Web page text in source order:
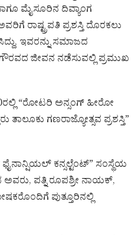
ಮೈಸೂರಿನ ದಿವ್ಯಾಂಗ
ರಾಷ್ಟ್ರಪತಿ ಪ್ರಶಸ್ತಿ ದೊರಕಲು
ಇವರನ್ನು ಸಮಾಜದ
ಜೀವನ ನಡೆಸುವಲ್ಲಿ ಪ್ರಮುಖ
“ರೋಟರಿ ಅನ್ಸಂಗ್ ಹೀರೋ
ತಾಲೂಕು ಗಣರಾಜ್ಯೋತ್ಸವ ಪ್ರಶಸ್ತಿ”
ಕನ್ಸಲ್ಟೆಂಟ್” ಸಂಸ್ಥೆಯ
ಅವರು, ಪತ್ನಿ ರೂಪಶ್ರೀ ನಾಯಕ್,
ಪುತ್ತೂರಿನಲ್ಲಿ